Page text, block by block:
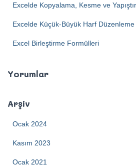
Excelde Kopyalama, Kesme ve
Excelde Küçük-Büyük Harf Düzenleme
Excel Birleştirme Formülleri
Yorumlar
Arşiv
Ocak 2024
Kasım 2023
Ocak 2021